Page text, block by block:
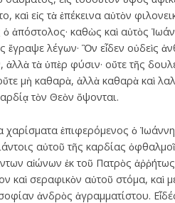
καὶ εἰς τὰ ἐπέκεινα αὐτὸν
καθὼς καὶ αὐτὸς
ἔγραψε λέγων· Ὃν εἶδεν οὐδεὶς
τὰ ὑπὲρ φύσιν· οὔτε τῆς
μὴ καθαρὰ, ἀλλὰ καθαρὰ καὶ
τὸν Θεὸν ὄψονται.
χαρίσματα ἐπιφερόμενος ὁ
αὐτοῦ τῆς καρδίας
αἰώνων ἐκ τοῦ Πατρὸς ἀῤῥήτως
καὶ σεραφικὸν αὐτοῦ στόμα,
ἀνδρὸς ἀγραμματίστου.